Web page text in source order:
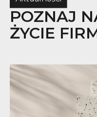
POZNAJ
ŻYCIE